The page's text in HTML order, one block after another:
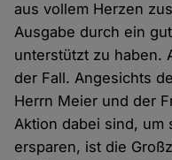
aus vollem Herzen
Ausgabe durch ein
unterstützt zu haben.
der Fall. Angesichts
Herrn Meier und der
Aktion dabei sind, um
ersparen, ist die